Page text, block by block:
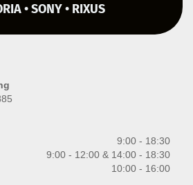
• SONY • RIXUS
9:00 - 18:30
9:00 - 12:00 & 14:00 - 18:30
10:00 - 16:00